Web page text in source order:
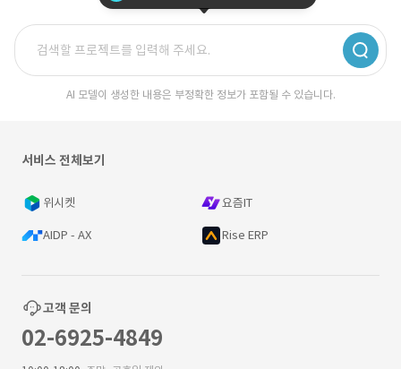
AI 모델이 생성한 내용은 부정확한 정보가 포함될 수 있습니다.
서비스 전체보기
위시켓 요즘IT
AIDP - AX Rise ERP
고객 문의
02-6925-4849